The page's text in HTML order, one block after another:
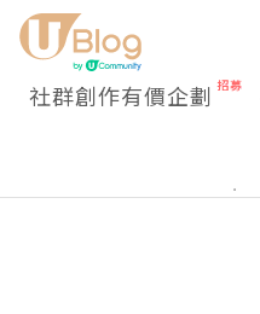
社群創作有價企劃